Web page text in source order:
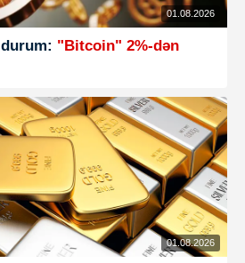
01.08.2026
"Bitcoin" 2%-dən
01.08.2026